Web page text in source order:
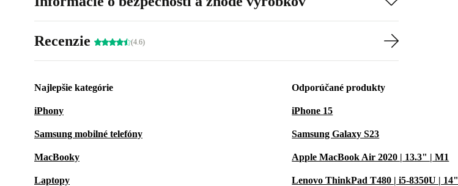
Recenzie (4.6)
Najlepšie kategórie
iPhony
Samsung mobilné telefóny
MacBooky
Laptopy
Odporúčané produkty
iPhone 15
Samsung Galaxy S23
Apple MacBook Air 2020 | 13.3" | M1
Lenovo ThinkPad T480 | i5-8350U | 14"